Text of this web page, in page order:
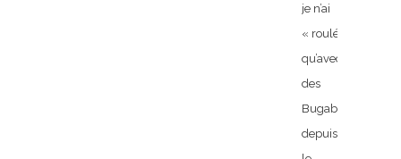
je n’ai
« roulé »
qu’avec
des
Bugaboos
depuis